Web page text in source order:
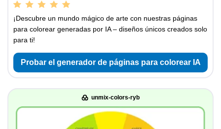
¡Descubre un mundo mágico de arte con nuestras páginas
para colorear generadas por IA – diseños únicos creados solo
para ti!
Probar el generador de páginas para colorear IA
unmix-colors-ryb